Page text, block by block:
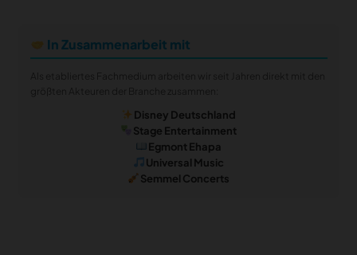
In Zusammenarbeit mit
Disney Deutschland
Stage Entertainment
Egmont Ehapa
Universal Music
Semmel Concerts